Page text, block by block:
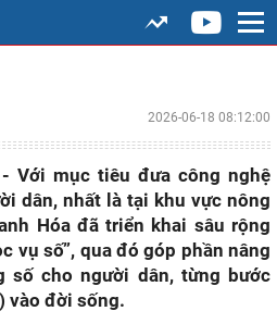
2026-06-18 08:12:00
Với mục tiêu đưa công nghệ
dân, nhất là tại khu vực nông
Hóa đã triển khai sâu rộng
vụ số”, qua đó góp phần nâng
số cho người dân, từng bước
vào đời sống.